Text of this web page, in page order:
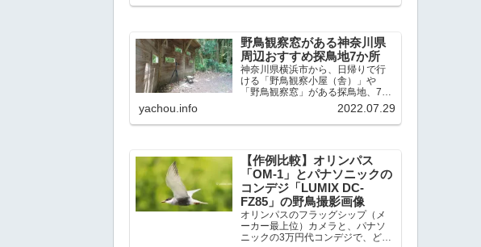
感じた探鳥地です。ふなばし三番
野鳥観察窓がある神奈川県
周辺おすすめ探鳥地7か所
神奈川県横浜市から、日帰りで行
ける「野鳥観察小屋（舎）」や
「野鳥観察窓」がある探鳥地、7か
所を紹介します。どこもオススメ
の探鳥地です。実際に訪れてみる
と、野山にいる野鳥、海や湖にい
yachou.info 2022.07.29
【作例比較】オリンパス
「OM-1」とパナソニックの
コンデジ「LUMIX DC-
FZ85」の野鳥撮影画像
オリンパスのフラッグシップ（メ
ーカー最上位）カメラと、パナソ
ニックの3万円代コンデジで、どの